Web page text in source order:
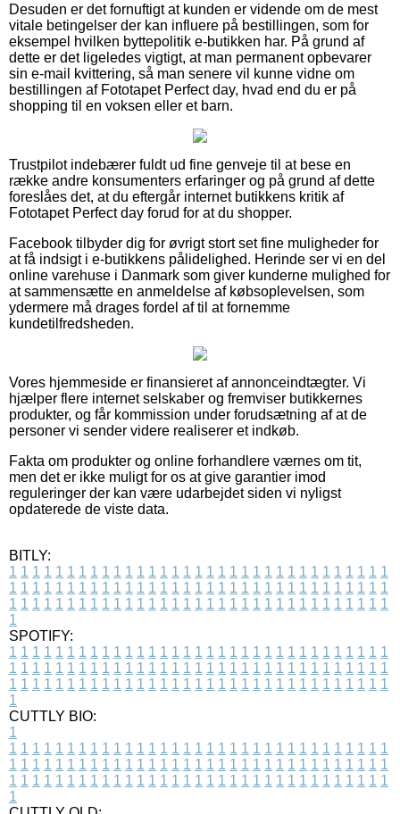
Desuden er det fornuftigt at kunden er vidende om de mest
vitale betingelser der kan influere på bestillingen, som for
eksempel hvilken byttepolitik e-butikken har. På grund af
dette er det ligeledes vigtigt, at man permanent opbevarer
sin e-mail kvittering, så man senere vil kunne vidne om
bestillingen af Fototapet Perfect day, hvad end du er på
shopping til en voksen eller et barn.
Trustpilot indebærer fuldt ud fine genveje til at bese en
række andre konsumenters erfaringer og på grund af dette
foreslåes det, at du eftergår internet butikkens kritik af
Fototapet Perfect day forud for at du shopper.
Facebook tilbyder dig for øvrigt stort set fine muligheder for
at få indsigt i e-butikkens pålidelighed. Herinde ser vi en del
online varehuse i Danmark som giver kunderne mulighed for
at sammensætte en anmeldelse af købsoplevelsen, som
ydermere må drages fordel af til at fornemme
kundetilfredsheden.
Vores hjemmeside er finansieret af annonceindtægter. Vi
hjælper flere internet selskaber og fremviser butikkernes
produkter, og får kommission under forudsætning af at de
personer vi sender videre realiserer et indkøb.
Fakta om produkter og online forhandlere værnes om tit,
men det er ikke muligt for os at give garantier imod
reguleringer der kan være udarbejdet siden vi nyligst
opdaterede de viste data.
BITLY:
1 1 1 1 1 1 1 1 1 1 1 1 1 1 1 1 1 1 1 1 1 1 1 1 1 1 1 1 1 1 1 1 1
1 1 1 1 1 1 1 1 1 1 1 1 1 1 1 1 1 1 1 1 1 1 1 1 1 1 1 1 1 1 1 1 1
1 1 1 1 1 1 1 1 1 1 1 1 1 1 1 1 1 1 1 1 1 1 1 1 1 1 1 1 1 1 1 1 1
1
SPOTIFY:
1 1 1 1 1 1 1 1 1 1 1 1 1 1 1 1 1 1 1 1 1 1 1 1 1 1 1 1 1 1 1 1 1
1 1 1 1 1 1 1 1 1 1 1 1 1 1 1 1 1 1 1 1 1 1 1 1 1 1 1 1 1 1 1 1 1
1 1 1 1 1 1 1 1 1 1 1 1 1 1 1 1 1 1 1 1 1 1 1 1 1 1 1 1 1 1 1 1 1
1
CUTTLY BIO:
1
1 1 1 1 1 1 1 1 1 1 1 1 1 1 1 1 1 1 1 1 1 1 1 1 1 1 1 1 1 1 1 1 1
1 1 1 1 1 1 1 1 1 1 1 1 1 1 1 1 1 1 1 1 1 1 1 1 1 1 1 1 1 1 1 1 1
1 1 1 1 1 1 1 1 1 1 1 1 1 1 1 1 1 1 1 1 1 1 1 1 1 1 1 1 1 1 1 1 1
1